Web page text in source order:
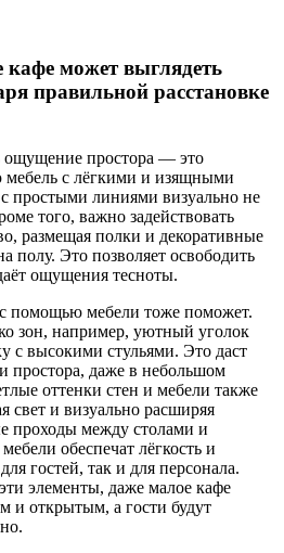
может выглядеть
правильной расстановке
ощущение простора — это
мебель с лёгкими и изящными
простыми линиями визуально не
того, важно задействовать
размещая полки и декоративные
полу. Это позволяет освободить
ощущения тесноты.
с помощью мебели тоже поможет.
зон, например, уютный уголок
с высокими стульями. Это даст
простора, даже в небольшом
оттенки стен и мебели также
свет и визуально расширяя
проходы между столами и
обеспечат лёгкость и
гостей, так и для персонала.
элементы, даже малое кафе
и открытым, а гости будут